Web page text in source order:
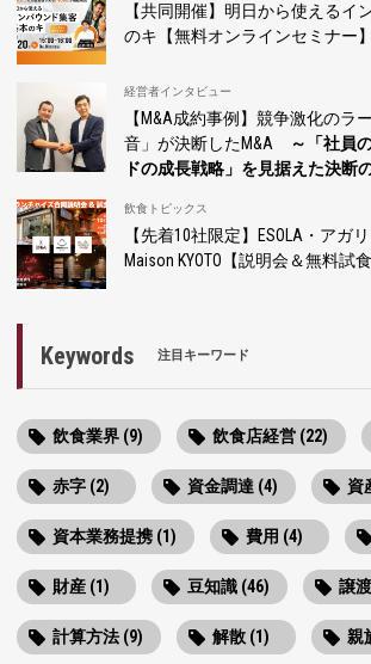
【共同開催】明日から使えるイ
のキ【無料オンラインセミナー】
経営者インタビュー
【M&A成約事例】競争激化のラ
音」が決断したM&A
～「社員
ドの成長戦略」を見据えた決断
飲食トピックス
【先着10社限定】ESOLA・アガ
Maison KYOTO【説明会＆無料試食
Keywords 注目キーワード
飲食業界 (9) 飲食店経営 (22)
赤字 (2) 資金調達 (4) 資
資本業務提携 (1) 費用 (4)
財産 (1) 豆知識 (46) 譲
計算方法 (9) 解散 (1) 親